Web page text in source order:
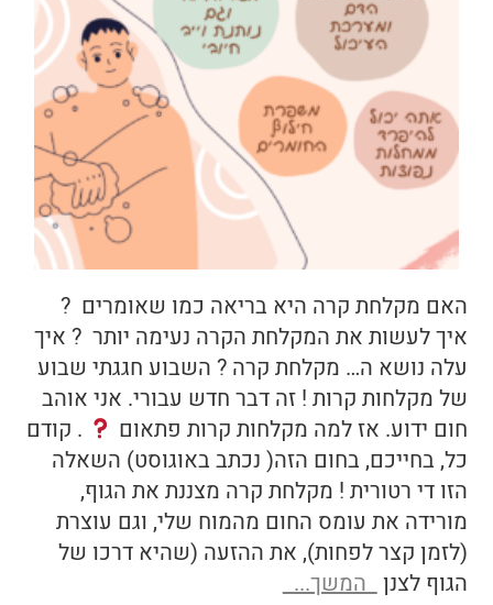
האם מקלחת קרה היא בריאה כמו שאומרים ?
איך לעשות את המקלחת הקרה נעימה יותר ? איך
עלה נושא ה… מקלחת קרה ? השבוע חגגתי שבוע
של מקלחות קרות ! זה דבר חדש עבורי. אני אוהב
חום ידוע. אז למה מקלחות קרות פתאום
. קודם
כל, בחייכם, בחום הזה( נכתב באוגוסט) השאלה
הזו די רטורית ! מקלחת קרה מצננת את הגוף,
מורידה את עומס החום מהמוח שלי, וגם עוצרת
(לזמן קצר לפחות), את ההזעה (שהיא דרכו של
הגוף לצנןהמשך...